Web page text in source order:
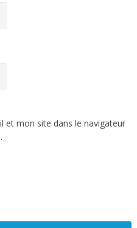
et mon site dans le navigateur